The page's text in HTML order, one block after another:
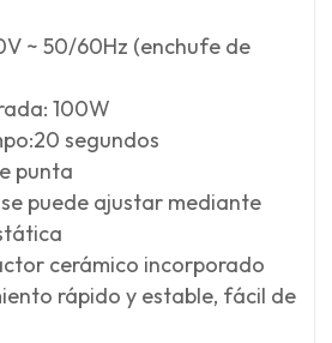
~ 50/60Hz (enchufe de
100W
segundos
punta
puede ajustar mediante
cerámico incorporado
rápido y estable, fácil de